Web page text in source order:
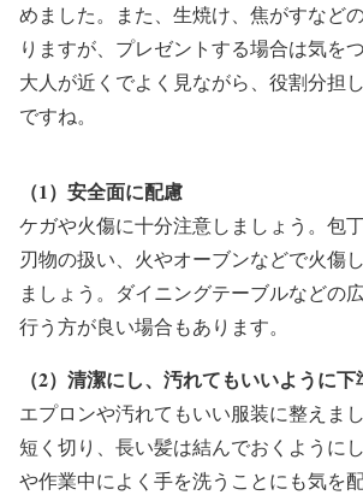
めました。また、生焼け、焦がすなど
りますが、プレゼントする場合は気を
大人が近くでよく見ながら、役割分担
ですね。
（1）安全面に配慮
ケガや火傷に十分注意しましょう。包
刃物の扱い、火やオーブンなどで火傷
ましょう。ダイニングテーブルなどの
行う方が良い場合もあります。
（2）清潔にし、汚れてもいいように
エプロンや汚れてもいい服装に整えま
短く切り、長い髪は結んでおくように
や作業中によく手を洗うことにも気を配